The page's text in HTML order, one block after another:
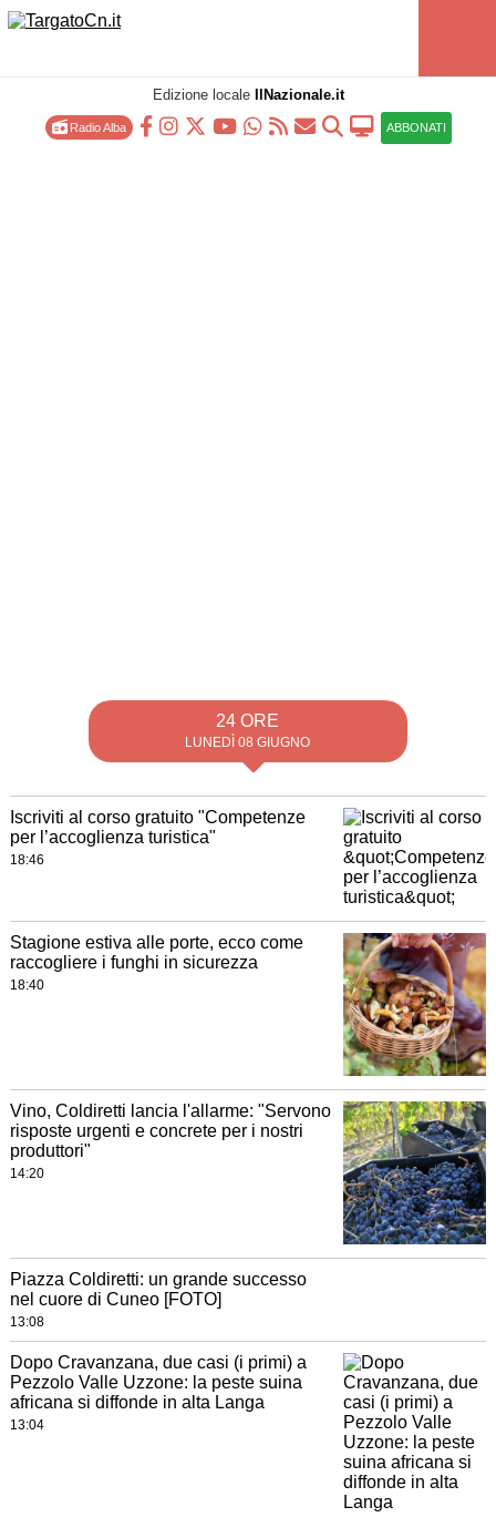
Edizione locale IlNazionale.it
Radio Alba ABBONATI
24 ORE
LUNEDÌ 08 GIUGNO
Iscriviti al corso gratuito "Competenze
per l’accoglienza turistica"
18:46
Stagione estiva alle porte, ecco come
raccogliere i funghi in sicurezza
18:40
Vino, Coldiretti lancia l'allarme: "Servono
risposte urgenti e concrete per i nostri
produttori"
14:20
Piazza Coldiretti: un grande successo
nel cuore di Cuneo [FOTO]
13:08
Dopo Cravanzana, due casi (i primi) a
Pezzolo Valle Uzzone: la peste suina
africana si diffonde in alta Langa
13:04